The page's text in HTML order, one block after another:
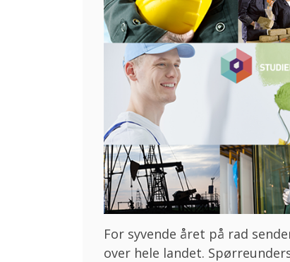
For syvende året på rad
over hele landet.